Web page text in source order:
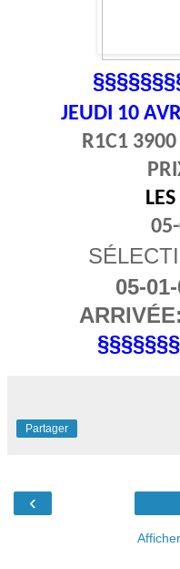
JEUDI 10
R1C1
05-
ARRIVÉE:
Partager
‹